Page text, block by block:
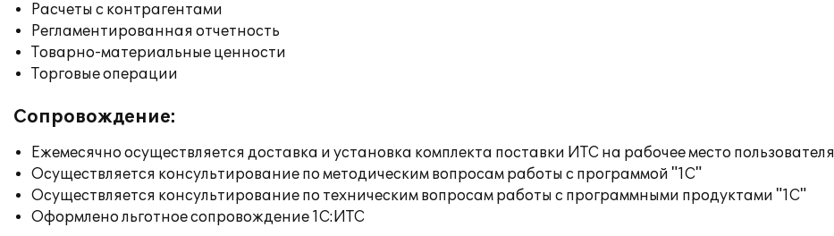
Расчеты с контрагентами
Регламентированная отчетность
Товарно-материальные ценности
Торговые операции
Сопровождение:
Ежемесячно осуществляется доставка и установка комплекта поставки ИТС на рабочее место пользователя
Осуществляется консультирование по методическим вопросам работы с программой "1С"
Осуществляется консультирование по техническим вопросам работы с программными продуктами "1С"
Оформлено льготное сопровождение 1С:ИТС